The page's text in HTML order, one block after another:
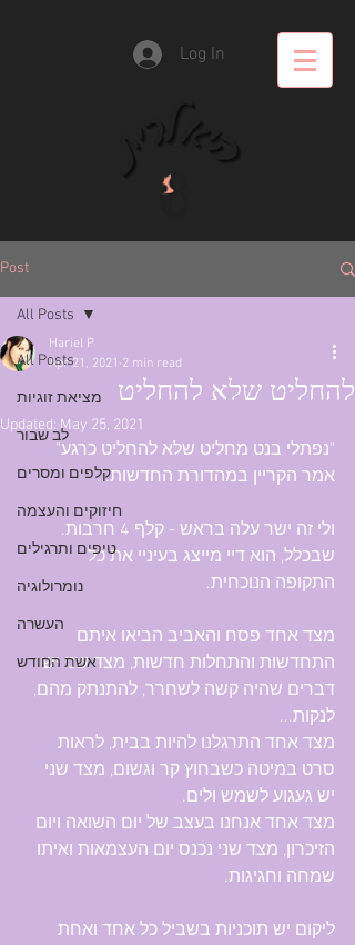
Log In
Post
All Posts
מציאת זוגיות
לב שבור
קלפים ומסרים
חיזוקים והעצמה
טיפים ותרגילים
נומרולוגיה
העשרה
אשת החודש
All Posts
להחליט שלא להחליט
Hariel P
Apr 21, 2021 2 min read
Updated: May 25, 2021
"נפתלי בנט מחליט שלא להחליט כרגע"
אמר הקריין במהדורת החדשות...
ולי זה ישר עלה בראש - קלף 4 חרבות.
שבכלל, הוא דיי מייצג בעיניי את כל
התקופה הנוכחית.
מצד אחד פסח והאביב הביאו איתם
התחדשות והתחלות חדשות, מצד שני יש
דברים שהיה קשה לשחרר, להתנתק מהם,
לנקות...
מצד אחד התרגלנו להיות בבית, לראות
סרט במיטה כשבחוץ קר וגשום, מצד שני
יש געגוע לשמש ולים.
מצד אחד אנחנו בעצב של יום השואה ויום
הזיכרון, מצד שני נכנס יום העצמאות ואיתו
שמחה וחגיגות.
ליקום יש תוכניות בשביל כל אחד ואחת